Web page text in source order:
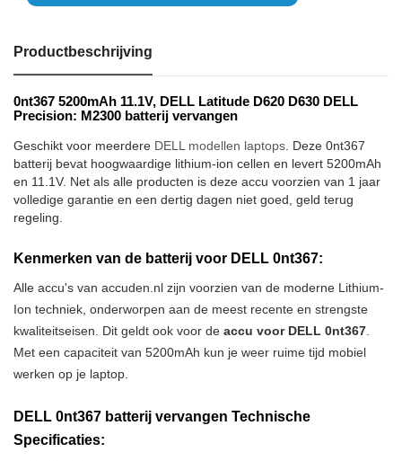
Productbeschrijving
0nt367 5200mAh 11.1V, DELL Latitude D620 D630 DELL
Precision: M2300 batterij vervangen
Geschikt voor meerdere DELL modellen laptops . Deze 0nt367
batterij bevat hoogwaardige lithium-ion cellen en levert 5200mAh
en 11.1V. Net als alle producten is deze accu voorzien van 1 jaar
volledige garantie en een dertig dagen niet goed, geld terug
regeling.
Kenmerken van de batterij voor DELL 0nt367:
Alle accu's van accuden.nl zijn voorzien van de moderne Lithium-
Ion techniek, onderworpen aan de meest recente en strengste
kwaliteitseisen. Dit geldt ook voor de accu voor DELL 0nt367
Met een capaciteit van 5200mAh kun je weer ruime tijd mobiel
werken op je laptop.
DELL 0nt367 batterij vervangen Technische
Specificaties: